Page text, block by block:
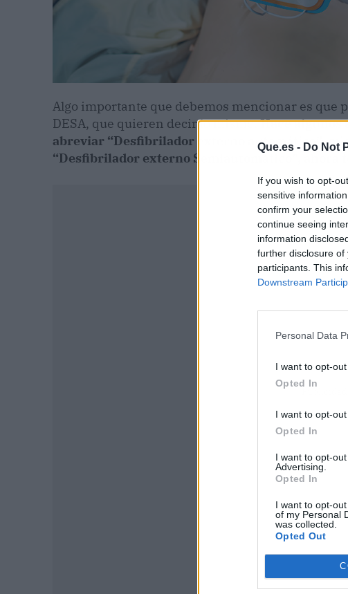
Que.es - Do Not
If you wish to opt-
sensitive
confirm your
continue seeing
information
further disclosure of
participants. This
Downstream
Personal Data
I want to opt-
Opted In
I want to opt-
Opted In
I want to opt-
Advertising.
Opted In
I want to opt-
of my Personal
was collected.
Opted Out
Algo importante que debemos mencionar es que
DESA, que quieren decir lo mismo. Hace algunos
abreviar “Desfibrilador externo automático”,
“Desfibrilador externo Semiautomático”, ahora